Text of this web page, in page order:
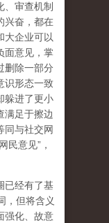
、审查机制
兴奋，都在
大企业可以
面意见，掌
删除一部分
识形态一致
躲进了更小
满足于擦边
同与社交网
民意见”，
已经有了基
，但将含义
强化、故意